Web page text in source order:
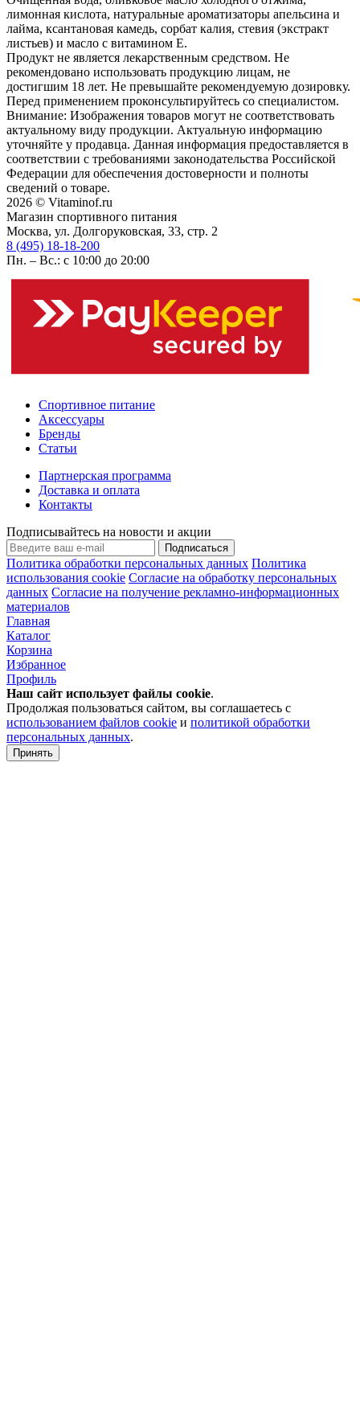
лимонная кислота, натуральные ароматизаторы апельсина и
лайма, ксантановая камедь, сорбат калия, стевия (экстракт
листьев) и масло с витамином Е.
Продукт не является лекарственным средством. Не
рекомендовано использовать продукцию лицам, не
достигшим 18 лет. Не превышайте рекомендуемую дозировку.
Перед применением проконсультируйтесь со специалистом.
Внимание: Изображения товаров могут не соответствовать
актуальному виду продукции. Актуальную информацию
уточняйте у продавца. Данная информация предоставляется в
соответствии с требованиями законодательства Российской
Федерации для обеспечения достоверности и полноты
сведений о товаре.
2026 © Vitaminof.ru
Магазин спортивного питания
Москва, ул. Долгоруковская, 33, стр. 2
8 (495) 18-18-200
Пн. – Вс.: с 10:00 до 20:00
Спортивное питание
Аксессуары
Бренды
Статьи
Партнерская программа
Доставка и оплата
Контакты
Подписывайтесь на новости и акции
Подписаться
Политика обработки персональных данных Политика
использования cookie Согласие на обработку персональных
данных Согласие на получение рекламно-информационных
материалов
Главная
Каталог
Корзина
Избранное
Профиль
Наш сайт использует файлы cookie.
Продолжая пользоваться сайтом, вы соглашаетесь с
использованием файлов cookie и политикой обработки
персональных данных.
Принять